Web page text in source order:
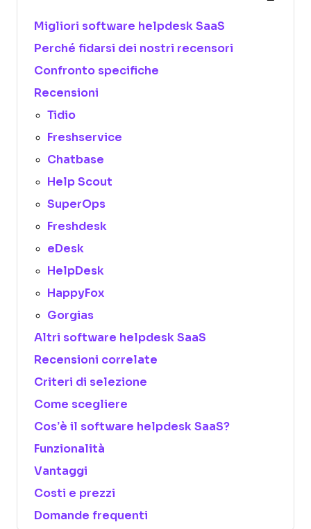
Migliori software helpdesk SaaS
Perché fidarsi dei nostri recensori
Confronto specifiche
Recensioni
Tidio
Freshservice
Chatbase
Help Scout
SuperOps
Freshdesk
eDesk
HelpDesk
HappyFox
Gorgias
Altri software helpdesk SaaS
Recensioni correlate
Criteri di selezione
Come scegliere
Cos’è il software helpdesk SaaS?
Funzionalità
Vantaggi
Costi e prezzi
Domande frequenti